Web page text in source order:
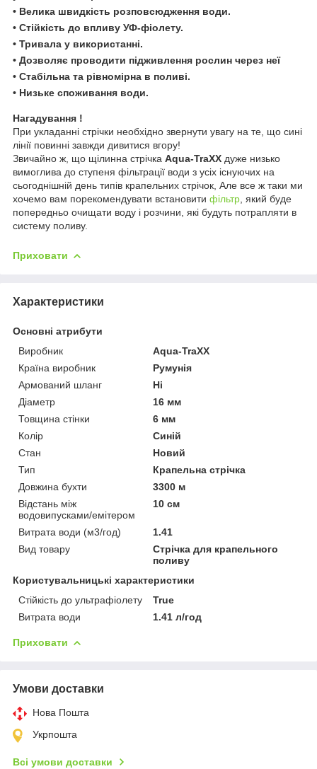
• Велика швидкість розповсюдження води.
• Стійкість до впливу УФ-фіолету.
• Тривала у використанні.
• Дозволяє проводити підживлення рослин через неї
• Стабільна та рівномірна в поливі.
• Низьке споживання води.
Нагадування !
При укладанні стрічки необхідно звернути увагу на те, що сині
лінії повинні завжди дивитися вгору!
Звичайно ж, що щілинна стрічка Aqua-TraXX дуже низько
вимоглива до ступеня фільтрації води з усіх існуючих на
сьогоднішній день типів крапельних стрічок, Але все ж таки ми
хочемо вам порекомендувати встановити фільтр , який буде
попередньо очищати воду і розчини, які будуть потрапляти в
систему поливу.
Приховати
Характеристики
Основні атрибути
Виробник
Aqua-TraXX
Країна виробник
Румунія
Армований шланг
Ні
Діаметр
16 мм
Товщина стінки
6 мм
Колір
Синій
Стан
Новий
Тип
Крапельна стрічка
Довжина бухти
3300 м
Відстань між
водовипусками/емітером
10 см
Витрата води (м3/год)
1.41
Вид товару
Стрічка для крапельного
поливу
Користувальницькі характеристики
Стійкість до ультрафіолету
True
Витрата води
1.41 л/год
Приховати
Умови доставки
Нова Пошта
Укрпошта
Всі умови доставки